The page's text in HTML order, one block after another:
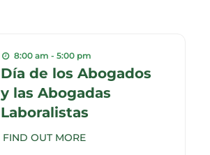
8:00 am - 5:00 pm
Día de los Abogados
y las Abogadas
Laboralistas
FIND OUT MORE